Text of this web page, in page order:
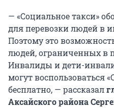
— «Социальное такси»
для перевозки людей в
Поэтому это
людей, ограниченных в
Инвалиды и дети-
могут воспользоваться
бесплатно, — рассказал
Аксайского района